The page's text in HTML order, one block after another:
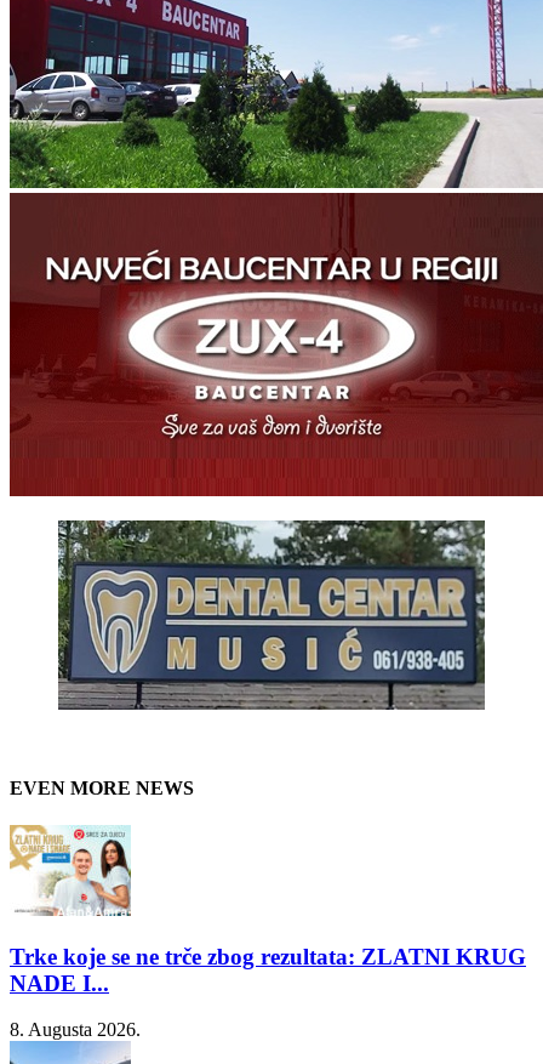
EVEN MORE NEWS
Trke koje se ne trče zbog rezultata: ZLATNI KRUG
NADE I...
8. Augusta 2026.